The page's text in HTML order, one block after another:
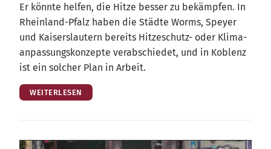
Er könn­te hel­fen, die Hit­ze bes­ser zu bekämp­fen. In
Rhein­land-Pfalz haben die Städ­te Worms, Spey­er
und Kai­sers­lau­tern bereits Hit­ze­schutz- oder Kli­ma­
an­pas­sungs­kon­zep­te ver­ab­schie­det, und in Koblenz
ist ein sol­cher Plan in Arbeit.
WEITERLESEN